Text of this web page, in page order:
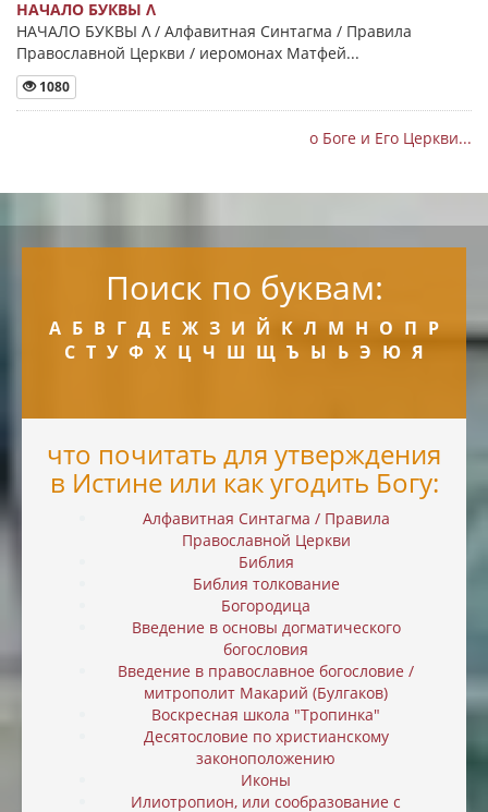
НАЧАЛО БУКВЫ Λ
НАЧАЛО БУКВЫ Λ / Алфавитная Синтагма / Правила
Православной Церкви / иеромонах Матфей...
1080
о Боге и Его Церкви...
Поиск по буквам:
А Б В Г Д Е Ж З И Й К Л М Н О П Р
С Т У Ф Х Ц Ч Ш Щ Ъ Ы Ь Э Ю Я
что почитать для утверждения
в Истине или как угодить Богу:
Алфавитная Синтагма / Правила
Православной Церкви
Библия
Библия толкование
Богородица
Введение в основы догматического
богословия
Введение в православное богословие /
митрополит Макарий (Булгаков)
Воскресная школа "Тропинка"
Десятословие по христианскому
законоположению
Иконы
Илиотропион, или cообразование с